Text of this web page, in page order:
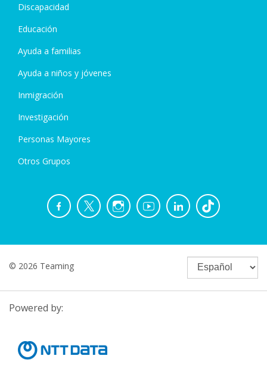
Discapacidad
Educación
Ayuda a familias
Ayuda a niños y jóvenes
Inmigración
Investigación
Personas Mayores
Otros Grupos
© 2026 Teaming
Powered by: